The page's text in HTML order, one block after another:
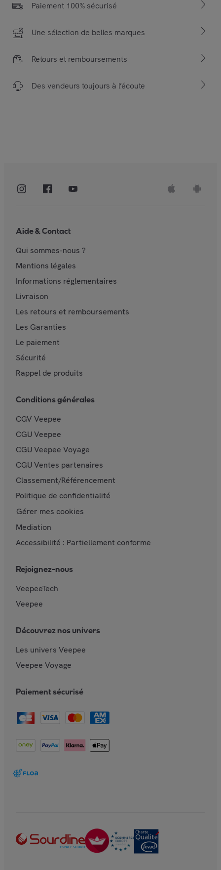
Paiement 100% sécurisé
Une sélection de belles marques
Retours et remboursements
Des vendeurs toujours à l’écoute
Aide & Contact
Qui sommes-nous ?
Mentions légales
Informations réglementaires
Livraison
Les retours et remboursements
Les Garanties
Le paiement
Sécurité
Rappel de produits
Conditions générales
CGV Veepee
CGU Veepee
CGU Veepee Voyage
CGU Ventes partenaires
Classement/Référencement
Politique de confidentialité
Gérer mes cookies
Mediation
Accessibilité : Partiellement conforme
Rejoignez-nous
VeepeeTech
Veepee
Découvrez nos univers
Les univers Veepee
Veepee Voyage
Paiement sécurisé